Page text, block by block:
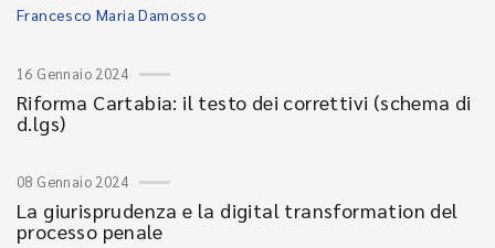
Francesco Maria Damosso
16 Gennaio 2024
Riforma Cartabia: il testo dei correttivi (schema di
d.lgs)
08 Gennaio 2024
La giurisprudenza e la digital transformation del
processo penale